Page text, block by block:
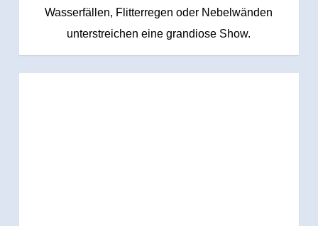
Wasserfällen, Flitterregen oder Nebelwänden
unterstreichen eine grandiose Show.